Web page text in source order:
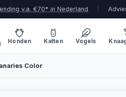
v.a. €70* in Nederland
Honden Katten Vogels
Color